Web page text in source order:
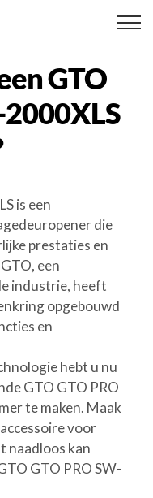
GTO
is een
die
prestaties en
een
industrie, heeft
opgebouwd
en
hebt u nu
GTO GTO PRO
te maken. Maak
voor
naadloos kan
GTO PRO SW-